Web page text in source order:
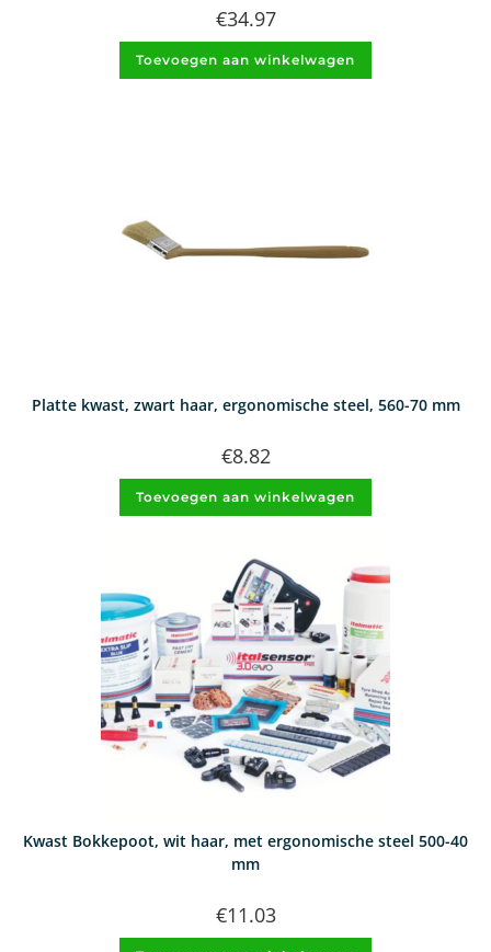
€34.97
Toevoegen aan winkelwagen
Platte kwast, zwart haar, ergonomische steel, 560-70 mm
€8.82
Toevoegen aan winkelwagen
Kwast Bokkepoot, wit haar, met ergonomische steel 500-40
mm
€11.03